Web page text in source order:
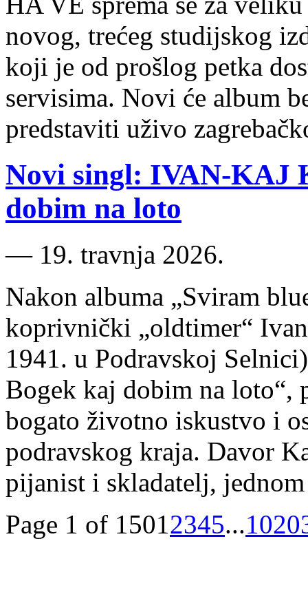
novog, trećeg studijskog
koji je od prošlog petka
servisima. Novi će album
predstaviti uživo
Novi singl: IVAN-KAJ
dobim na loto
― 19. travnja 2026.
Nakon albuma „Sviram
koprivnički „oldtimer“
1941. u Podravskoj
Bogek kaj dobim na loto“,
bogato životno iskustvo i
podravskog kraja. Davor
pijanist i skladatelj,
Page 1 of 15012345...1020